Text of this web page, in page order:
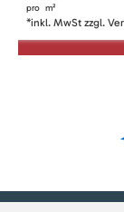
pro m²
*inkl. MwSt zzgl.